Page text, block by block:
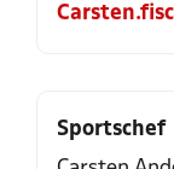
Sportschef